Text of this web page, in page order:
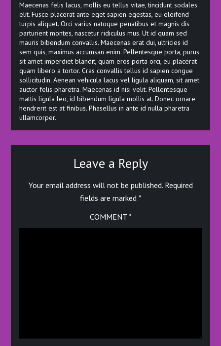
Maecenas felis lacus, mollis eu tellus vitae, tincidunt sodales
elit. Fusce placerat ante eget sapien egestas, eu eleifend
turpis aliquet. Orci varius natoque penatibus et magnis dis
parturient montes, nascetur ridiculus mus. Ut id quam sed
mauris bibendum convallis. Maecenas erat dui, ultricies id
sem quis, maximus accumsan enim. Pellentesque porta, purus
sit amet imperdiet blandit, quam eros porta orci, eu placerat
quam libero a tortor. Cras convallis tellus id sapien congue
sollicitudin. Aenean vehicula lacus vel ligula aliquam, sit amet
auctor felis pharetra. Maecenas id nisi velit. Pellentesque
mattis ligula leo, id bibendum ligula mollis at. Donec ornare
hendrerit est at finibus. Phasellus in ante id nulla pharetra
ullamcorper.
Leave a Reply
Your email address will not be published. Required
fields are marked *
COMMENT *